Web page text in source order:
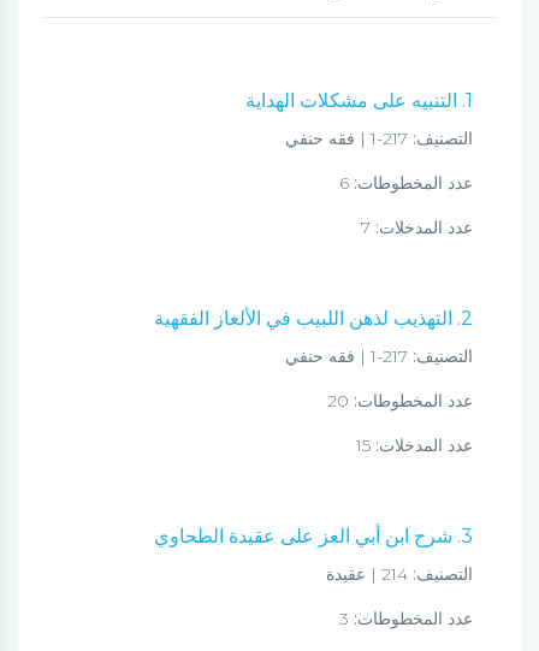
1. التنبيه على مشكلات الهداية
التصنيف:
عدد المخطوطات:
عدد المدخلات:
2. التهذيب لذهن اللبيب في الألغاز الفقهية
التصنيف:
عدد المخطوطات:
عدد المدخلات:
3. شرح ابن أبي العز على عقيدة الطحاوي
التصنيف:
عدد المخطوطات: